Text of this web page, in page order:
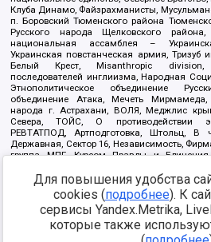
Клуба Динамо, Файзрахманисты,
п. Боровский Тюменского района
Русского народа Щелковского
национальная ассамблея –
Украинская повстанческая армия, Тризуб
Белый Крест, Misanthropic division,
последователей инглиизма, Народная
Этнополитическое объединение
объединение Атака, Мечеть
народа г. Астрахани, ВОЛЯ, Меджлис
Севера, ТОЙС, О противодействии
РЕВТАТПОД, Артподготовка, Штольц, В
Державная, Сектор 16, Независимость,
группа МПГ, Курсом Правды и Единения,
Благотворительный пансионат Ак
Арестантское уголовное единство,
Дафа, Иртыш Ultras, Русский
Сибирский державный союз, Фонд борьбы с
граждан, Штабы Навального, Совет
Для повышения удобства
cookies (подробнее). К
сервисы Yandex.Metrika,
которые также